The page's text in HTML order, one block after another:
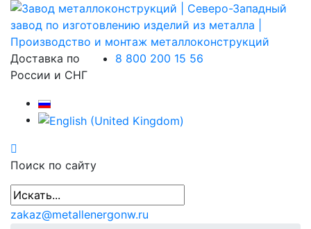
Доставка по
России и СНГ
8 800 200 15 56
Поиск по сайту
zakaz@metallenergonw.ru